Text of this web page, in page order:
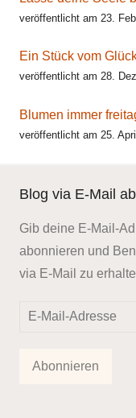
veröffentlicht am 23.
Ein Stück vom
veröffentlicht am 28.
Blumen immer
veröffentlicht am 25.
Blog via E-Mail
Gib deine E-Mail-
abonnieren und
via E-Mail zu
E-
Abonnieren